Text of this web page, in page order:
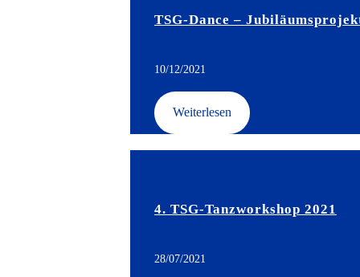
TSG-Dance –
10/12/2021
Weiterlesen
4. TSG-Tanzworkshop 2021
28/07/2021